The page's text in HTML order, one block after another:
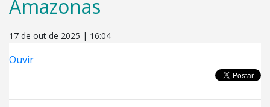
Amazonas
17 de out de 2025 | 16:04
Ouvir